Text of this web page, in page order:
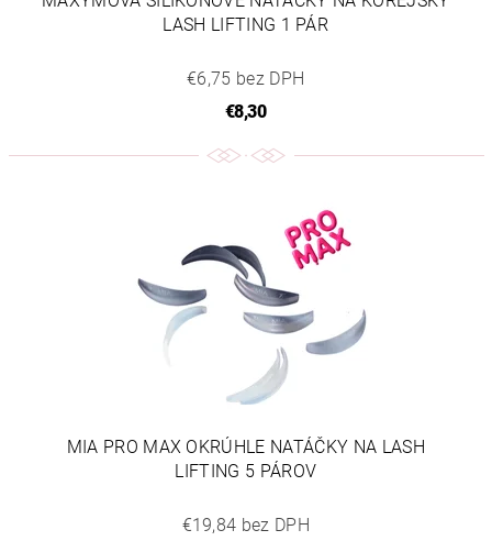
LASH LIFTING 1 PÁR
€6,75 bez DPH
€8,30
MIA PRO MAX OKRÚHLE NATÁČKY NA LASH
LIFTING 5 PÁROV
€19,84 bez DPH